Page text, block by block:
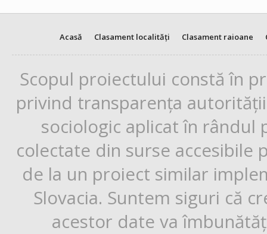
Acasă Clasament localități Clasament raioane
Scopul proiectului constă în
privind transparența
sociologic aplicat în rândul
colectate din surse
de la un proiect similar
Slovacia. Suntem siguri că
acestor date va